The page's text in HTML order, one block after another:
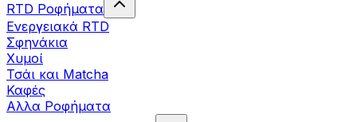
RTD Ροφήματα
Ενεργειακά RTD
Σφηνάκια
Χυμοί
Τσάι και Matcha
Καφές
Αλλα Ροφήματα